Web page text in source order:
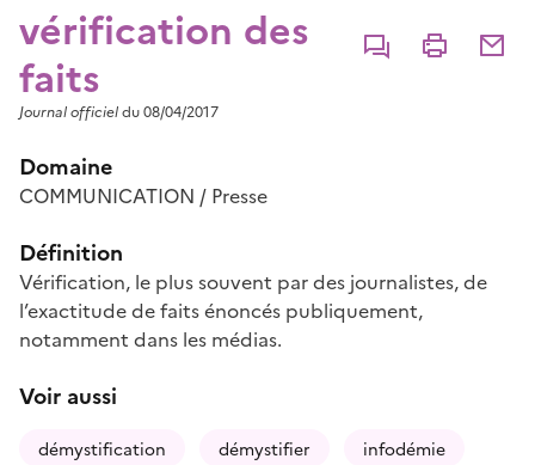
vérification des
faits
CommenterImprimer
Journal officieldu 08/04/2017
Domaine
COMMUNICATION / Presse
Définition
Vérification, le plus souvent par des journalistes, de
l’exactitude de faits énoncés publiquement,
notamment dans les médias.
Voir aussi
démystification démystifier infodémie